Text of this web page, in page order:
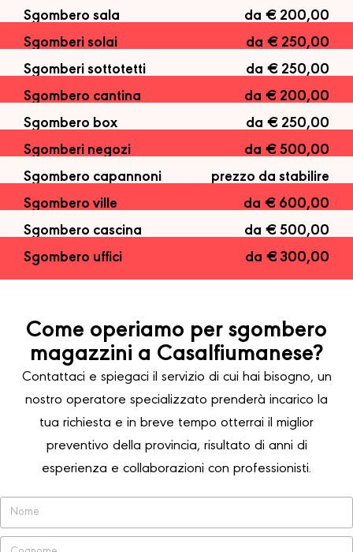
Sgombero sala
da € 200,00
Sgomberi solai
da € 250,00
Sgomberi sottotetti
da € 250,00
Sgombero cantina
da € 200,00
Sgombero box
da € 250,00
Sgomberi negozi
da € 500,00
Sgombero capannoni
prezzo da stabilire
Sgombero ville
da € 600,00
Sgombero cascina
da € 500,00
Sgombero uffici
da € 300,00
Come operiamo per sgombero
magazzini a Casalfiumanese?
Contattaci e spiegaci il servizio di cui hai bisogno, un
nostro operatore specializzato prenderà incarico la
tua richiesta e in breve tempo otterrai il miglior
preventivo della provincia, risultato di anni di
esperienza e collaborazioni con professionisti.